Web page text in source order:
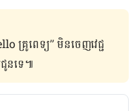
គ្រូពេទ្យ” មិន​ចេញ​វេជ្ជ
ជូន​ទេ៕